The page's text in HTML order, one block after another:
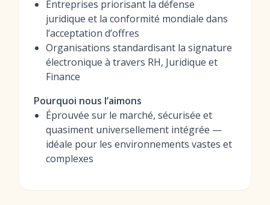
Entreprises priorisant la défense
juridique et la conformité mondiale dans
l’acceptation d’offres
Organisations standardisant la signature
électronique à travers RH, Juridique et
Finance
Pourquoi nous l’aimons
Éprouvée sur le marché, sécurisée et
quasiment universellement intégrée —
idéale pour les environnements vastes et
complexes